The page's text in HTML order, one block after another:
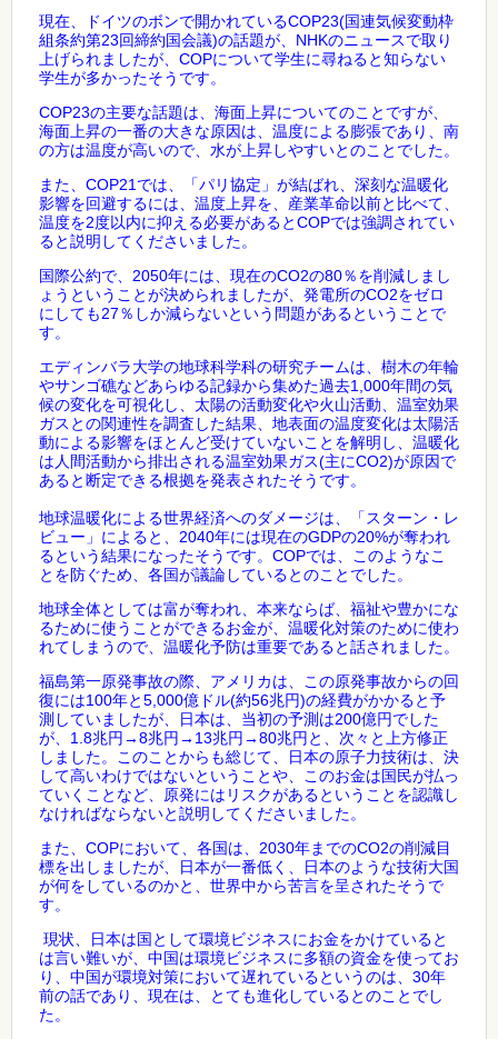
現在、ドイツのボンで開かれているCOP23( 国連気候変動枠
組条約第23 回締約国会議)の話題が、 NHKのニュースで取り
上げられましたが、 COPについて学生に尋ねると知らない
学生が多かったそうです。
COP23の主要な話題は、海面上昇についてのことですが、
海面上昇の一番の大きな原因は、温度による膨張であり、南
の方は温度が高いので、水が上昇しやすいとのことでした。
また、 COP21 では、「パリ協定」が結ばれ、深刻な温暖化
影響を回避するには、温度上昇を、産業革命以前と比べて、
温度を2 度以内に抑える必要があると COPでは強調されてい
ると説明してくださいました。
国際公約で、 2050年には、現在のCO2の80％を削減しまし
ょうということが決められましたが、発電所のCO2をゼロ
にしても 27 ％しか減らないという問題があるということで
す。
エディンバラ大学の地球科学科の研究チームは、樹木の年輪
やサンゴ礁などあらゆる記録から集めた過去1,000年間の気
候の変化を可視化し、太陽の活動変化や火山活動、温室効果
ガスとの関連性を調査した結果、地表面の温度変化は太陽活
動による影響をほとんど受けていないことを解明し、温暖化
は人間活動から排出される温室効果ガス(主にCO2)が原因で
あると断定できる根拠を発表されたそうです。
地球温暖化による世界経済へのダメージは、「スターン・レ
ビュー」によると、 2040年には現在のGDPの20%が奪われ
るという結果になったそうです。 COPでは、このようなこ
とを防ぐため、各国が議論しているとのことでした。
地球全体としては富が奪われ、本来ならば、福祉や豊かにな
るために使うことができるお金が、温暖化対策のために使わ
れてしまうので、温暖化予防は重要であると話されました。
福島第一原発事故の際、アメリカは、この原発事故からの回
復には100年と 5,000億ドル(約56兆円)の経費がかかると予
測していましたが、日本は、当初の予測は200億円でした
が、 1.8兆円 → 8兆円 → 13兆円 → 80兆円と、次々と上方修正
しました。このことからも総じて、日本の原子力技術は、決
して高いわけではないということや、このお金は国民が払っ
ていくことなど、原発にはリスクがあるということを認識し
なければならないと説明してくださいました。
また、 COPにおいて、各国は、 2030年までのCO2の削減目
標を出しましたが、日本が一番低く、日本のような技術大国
が何をしているのかと、世界中から苦言を呈されたそうで
す。
現状、日本は国として環境ビジネスにお金をかけていると
は言い難いが、中国は環境ビジネスに多額の資金を使ってお
り、中国が環境対策において遅れているというのは、 30年
前の話であり、現在は、とても進化しているとのことでし
た。